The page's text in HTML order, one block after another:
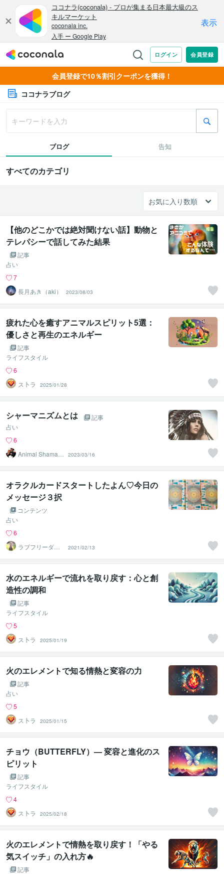
会員登録で10％割引クーポンを獲得！
ココナラブログ
ブログ 告知
すべてのカテゴリ
【他のどこかでは絶対聞けない話】動物と
テレパシーで話してみた結果
記事
占い
7
長月あき（aki）
2023/08/03
疲れた心を癒すアニマルスピリット5選：
優しさと再生のエネルギー
記事
ライフスタイル
6
ス卜ラ
2025/01/28
シャーマニズムとは
記事
占い
6
Animal Shamani
2023/03/16
オラクルカードスタートしたよん♡今日の
メッセージ３択
コンテンツ
占い
6
ラブフリーダム
セッション
2021/02/13
水のエネルギーで流れを取り戻す：心と創
造性の調和
記事
ライフスタイル
5
ス卜ラ
2025/01/19
火のエレメントで知る情熱と変容の力
記事
占い
5
ス卜ラ
2025/01/15
チョウ（BUTTERFLY）— 変容と進化のス
ピリット
記事
ライフスタイル
4
ス卜ラ
2025/02/18
火のエレメントで情熱を取り戻す！「やる
気スイッチ」の入れ方🔥
記事